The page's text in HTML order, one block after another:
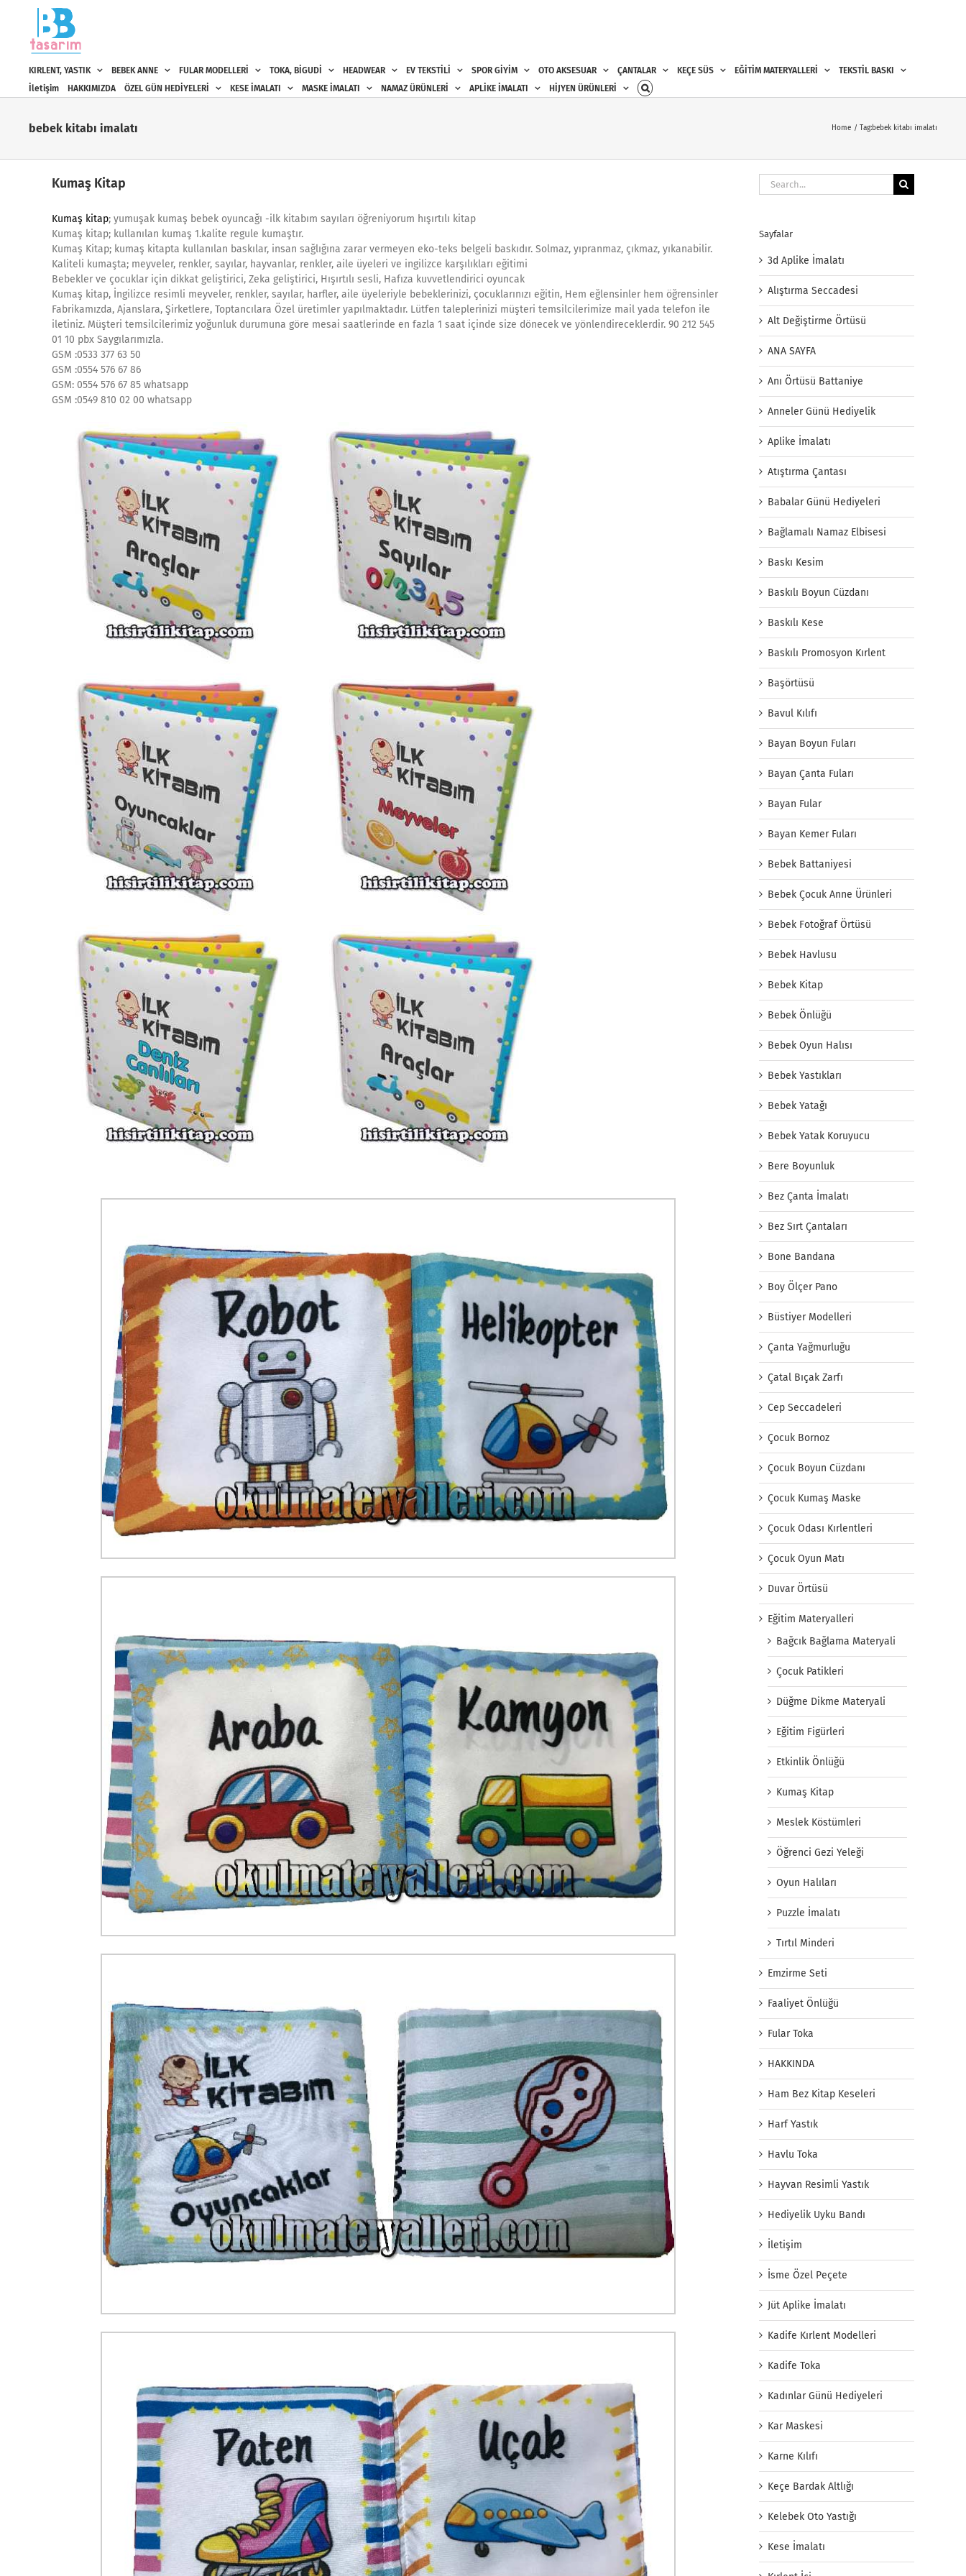
content
KIRLENT, YASTIK BEBEK ANNE FULAR MODELLERİ TOKA, BİGUDİ HEADWEAR EV TEKSTİLİ SPOR GİYİM OTO AKSESUAR ÇANTALAR KEÇE SÜS EĞİTİM MATERYALLERİ
TEKSTİL BASKI
İletişim
HAKKIMIZDA ÖZEL GÜN HEDİYELERİ KESE İMALATI MASKE İMALATI NAMAZ ÜRÜNLERİ APLİKE İMALATI HİJYEN ÜRÜNLERİ
bebek kitabı imalatı Home Tag:bebek kitabı imalatı
Kumaş Kitap
Kumaş kitap; yumuşak kumaş bebek oyuncağı -ilk kitabım sayıları öğreniyorum hışırtılı kitap
Kumaş kitap; kullanılan kumaş 1.kalite regule kumaştır.
Kumaş Kitap; kumaş kitapta kullanılan baskılar, insan sağlığına zarar vermeyen eko-teks belgeli baskıdır. Solmaz, yıpranmaz, çıkmaz, yıkanabilir.
Kaliteli kumaşta; meyveler, renkler, sayılar, hayvanlar, renkler, aile üyeleri ve ingilizce karşılıkları eğitimi
Bebekler ve çocuklar için dikkat geliştirici, Zeka geliştirici, Hışırtılı sesli, Hafıza kuvvetlendirici oyuncak
Kumaş kitap, İngilizce resimli meyveler, renkler, sayılar, harfler, aile üyeleriyle bebeklerinizi, çocuklarınızı eğitin, Hem eğlensinler hem öğrensinler
Fabrikamızda, Ajanslara, Şirketlere, Toptancılara Özel üretimler yapılmaktadır. Lütfen taleplerinizi müşteri temsilcilerimize mail yada telefon ile
iletiniz. Müşteri temsilcilerimiz yoğunluk durumuna göre mesai saatlerinde en fazla 1 saat içinde size dönecek ve yönlendireceklerdir. 90 212 545
01 10 pbx Saygılarımızla.
GSM :0533 377 63 50
GSM :0554 576 67 86
GSM: 0554 576 67 85 whatsapp
GSM :0549 810 02 00 whatsapp
Search
for:
Sayfalar
3d Aplike İmalatı
Alıştırma Seccadesi
Alt Değiştirme Örtüsü
ANA SAYFA
Anı Örtüsü Battaniye
Anneler Günü Hediyelik
Aplike İmalatı
Atıştırma Çantası
Babalar Günü Hediyeleri
Bağlamalı Namaz Elbisesi
Baskı Kesim
Baskılı Boyun Cüzdanı
Baskılı Kese
Baskılı Promosyon Kırlent
Başörtüsü
Bavul Kılıfı
Bayan Boyun Fuları
Bayan Çanta Fuları
Bayan Fular
Bayan Kemer Fuları
Bebek Battaniyesi
Bebek Çocuk Anne Ürünleri
Bebek Fotoğraf Örtüsü
Bebek Havlusu
Bebek Kitap
Bebek Önlüğü
Bebek Oyun Halısı
Bebek Yastıkları
Bebek Yatağı
Bebek Yatak Koruyucu
Bere Boyunluk
Bez Çanta İmalatı
Bez Sırt Çantaları
Bone Bandana
Boy Ölçer Pano
Büstiyer Modelleri
Çanta Yağmurluğu
Çatal Bıçak Zarfı
Cep Seccadeleri
Çocuk Bornoz
Çocuk Boyun Cüzdanı
Çocuk Kumaş Maske
Çocuk Odası Kırlentleri
Çocuk Oyun Matı
Duvar Örtüsü
Eğitim Materyalleri
Bağcık Bağlama Materyali
Çocuk Patikleri
Düğme Dikme Materyali
Eğitim Figürleri
Etkinlik Önlüğü
Kumaş Kitap
Meslek Köstümleri
Öğrenci Gezi Yeleği
Oyun Halıları
Puzzle İmalatı
Tırtıl Minderi
Emzirme Seti
Faaliyet Önlüğü
Fular Toka
HAKKINDA
Ham Bez Kitap Keseleri
Harf Yastık
Havlu Toka
Hayvan Resimli Yastık
Hediyelik Uyku Bandı
İletişim
İsme Özel Peçete
Jüt Aplike İmalatı
Kadife Kırlent Modelleri
Kadife Toka
Kadınlar Günü Hediyeleri
Kar Maskesi
Karne Kılıfı
Keçe Bardak Altlığı
Kelebek Oto Yastığı
Kese İmalatı